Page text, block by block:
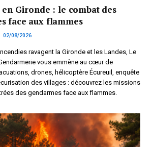
Gironde : le combat des
face aux flammes
02/08/2026
ravagent la Gironde et les Landes, Le
vous emmène au cœur de
drones, hélicoptère Écureuil, enquête
des villages : découvrez les missions
des gendarmes face aux flammes.